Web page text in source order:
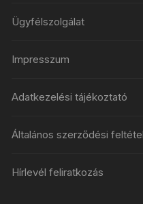
Ügyfélszolgálat
Impresszum
Adatkezelési tájékoztató
Általános szerződési
Hírlevél feliratkozás